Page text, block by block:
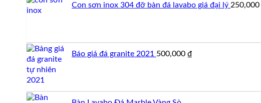
Con sơn inox 304 đỡ bàn đá lavabo giá đại lý 250,000
Báo giá đá granite 2021 500,000 ₫